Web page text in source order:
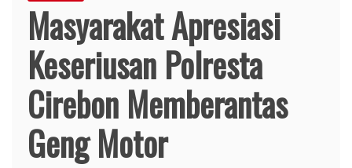
Masyarakat Apresiasi
Keseriusan Polresta
Cirebon Memberantas
Geng Motor